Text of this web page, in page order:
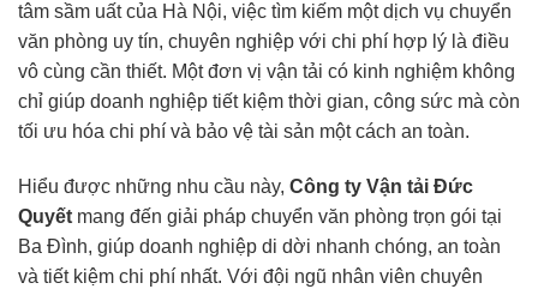
tâm sầm uất của Hà Nội, việc tìm kiếm một dịch vụ chuyển
văn phòng uy tín, chuyên nghiệp với chi phí hợp lý là điều
vô cùng cần thiết. Một đơn vị vận tải có kinh nghiệm không
chỉ giúp doanh nghiệp tiết kiệm thời gian, công sức mà còn
tối ưu hóa chi phí và bảo vệ tài sản một cách an toàn.
Hiểu được những nhu cầu này, Công ty Vận tải Đức
Quyết mang đến giải pháp chuyển văn phòng trọn gói tại
Ba Đình, giúp doanh nghiệp di dời nhanh chóng, an toàn
và tiết kiệm chi phí nhất. Với đội ngũ nhân viên chuyên